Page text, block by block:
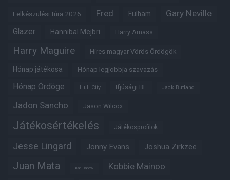
Felkészülési túra 2026 Fred Fulham Gary Neville
Glazer Hannibal Mejbri Harry Amass
Harry Maguire Híres magyar Vörös Ördögök
Hónap játékosa Hónap legjobbja szavazás
Hónap Ördöge Hull City Ifjúsági BL Jack Butland
Jadon Sancho Jason Wilcox
Játékosértékelés Játékosprofilok
Jesse Lingard Jonny Evans Joshua Zirkzee
Juan Mata Karl Darlow Kobbie Mainoo